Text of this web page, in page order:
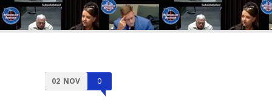
02 NOV 0